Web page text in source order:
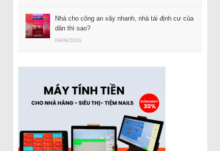
Nhà cho công an xây nhanh, nhà tái định cư của
dân thì sao?
08/08/2026